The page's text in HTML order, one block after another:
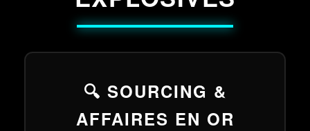
🔍 SOURCING &
AFFAIRES EN OR